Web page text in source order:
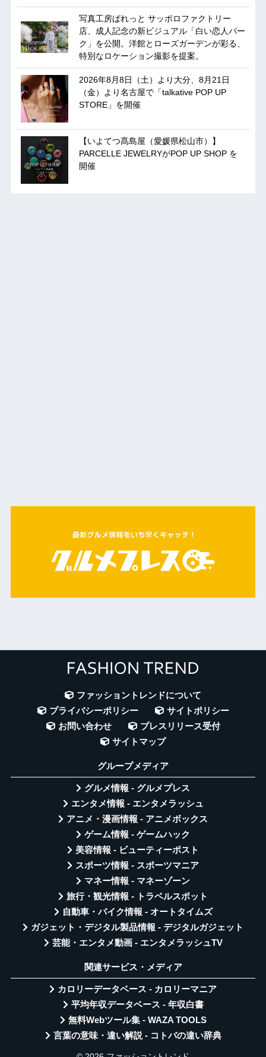
写真工房ぱれっと サッポロファクトリー
店、成人記念の新ビジュアル「白い恋人パー
ク」を公開。洋館とローズガーデンが彩る、
特別なロケーション撮影を提案。
2026年8月8日（土）より大分、8月21日
（金）より名古屋で「talkative POP UP
STORE」を開催
【いよてつ髙島屋（愛媛県松山市）】
PARCELLE JEWELRYがPOP UP SHOP を
開催
ファッショントレンドについて
プライバシーポリシー
サイトポリシー
お問い合わせ
プレスリリース受付
サイトマップ
グループメディア
グルメ情報 - グルメプレス
エンタメ情報 - エンタメラッシュ
アニメ・漫画情報 - アニメボックス
ゲーム情報 - ゲームハック
美容情報 - ビューティーポスト
スポーツ情報 - スポーツマニア
マネー情報 - マネーゾーン
旅行・観光情報 - トラベルスポット
自動車・バイク情報 - オートタイムズ
ガジェット・デジタル製品情報 - デジタルガジェット
芸能・エンタメ動画 - エンタメラッシュTV
関連サービス・メディア
カロリーデータベース - カロリーマニア
平均年収データベース - 年収白書
無料Webツール集 - WAZA TOOLS
言葉の意味・違い解説 - コトバの違い辞典